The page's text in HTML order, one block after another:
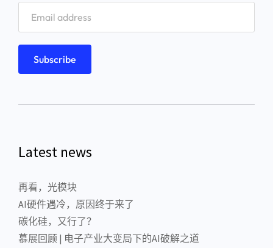
Latest news
再看，光模块
AI硬件遇冷，原因终于来了
碳化硅，又行了？
慕展回顾 | 电子产业大变局下的AI破解之道